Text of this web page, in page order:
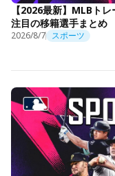
【2026最新】MLBト
注目の移籍選手まとめ
2026/8/7 スポーツ